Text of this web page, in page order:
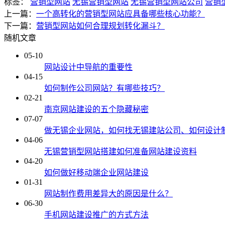
上一篇： 一个高转化的营销型网站应具备哪些核心功能？
下一篇： 营销型网站如何合理规划转化漏斗？
随机文章
05-10
网站设计中导航的重要性
04-15
如何制作公司网站？有哪些技巧？
02-21
南京网站建设的五个隐藏秘密
07-07
做无锡企业网站，如何找无锡建站公司、如何设计
04-06
无锡营销型网站搭建如何准备网站建设资料
04-20
如何做好移动端企业网站建设
01-31
网站制作费用差异大的原因是什么？
06-30
手机网站建设推广的方式方法